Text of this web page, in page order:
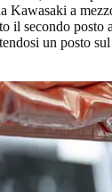
Kawasaki a
il secondo posto
un posto